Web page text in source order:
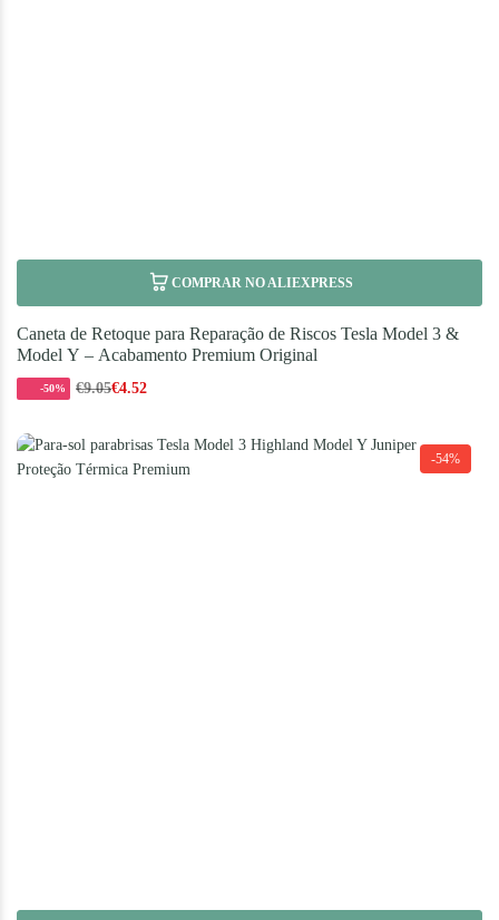
COMPRAR NO ALIEXPRESS
Caneta de Retoque para Reparação de Riscos Tesla Model 3 &
Model Y – Acabamento Premium Original
-50% €9.05€4.52
-54%